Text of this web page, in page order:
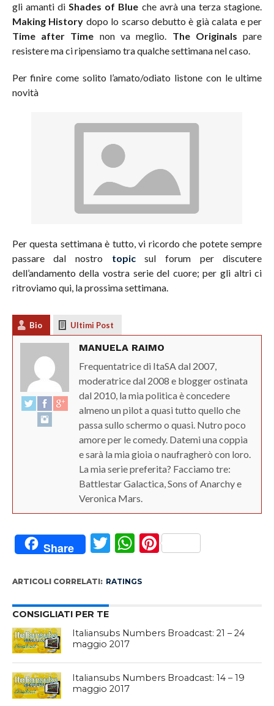
gli amanti diShades of Blue che avrà una terza stagione.
Making History dopo lo scarso debutto è già calata e per
Time after Time non va meglio. The Originals pare
resistere ma ci ripensiamo tra qualche settimana nel caso.
Per finire come solito l’amato/odiato listone con le ultime
novità
Per questa settimana è tutto, vi ricordo che potete sempre
passare dal nostro topicsul forum per discutere
dell’andamento della vostra serie del cuore; per gli altri ci
ritroviamo qui, la prossima settimana.
Bio Ultimi Post
MANUELA RAIMO
Frequentatrice di ItaSA dal 2007,
moderatrice dal 2008 e blogger ostinata
dal 2010, la mia politica è concedere
almeno un pilot a quasi tutto quello che
passa sullo schermo o quasi. Nutro poco
amore per le comedy. Datemi una coppia
e sarà la mia gioia o naufragherò con loro.
La mia serie preferita? Facciamo tre:
Battlestar Galactica, Sons of Anarchy e
Veronica Mars.
Share Twitter
WhatsApp
Pinterest
ARTICOLI CORRELATI: RATINGS
CONSIGLIATI PER TE
Italiansubs Numbers Broadcast: 21 – 24
maggio 2017
Italiansubs Numbers Broadcast: 14 – 19
maggio 2017